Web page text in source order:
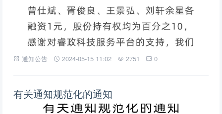
通知公告 2024-05-15 11:02 2751 0
有关通知规范化的通知